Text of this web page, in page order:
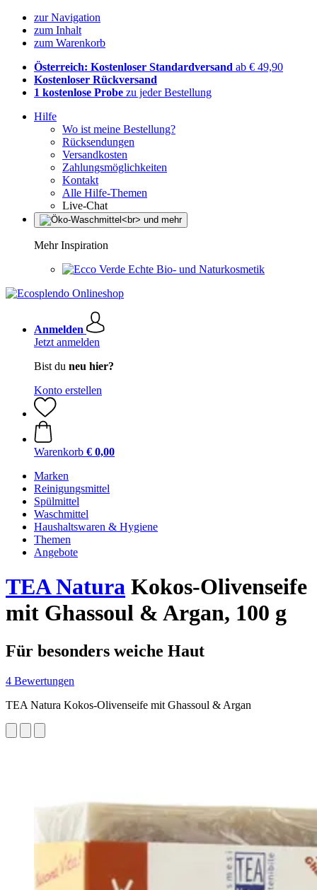
zur Navigation
zum Inhalt
zum Warenkorb
Österreich: Kostenloser Standardversand ab € 49,90
Kostenloser Rückversand
1 kostenlose Probe zu jeder Bestellung
Hilfe
Wo ist meine Bestellung?
Rücksendungen
Versandkosten
Zahlungsmöglichkeiten
Kontakt
Alle Hilfe-Themen
Live-Chat
Mehr Inspiration
Echte Bio- und Naturkosmetik
Anmelden
Jetzt anmelden
Bist du neu hier?
Konto erstellen
Warenkorb € 0,00
Marken
Reinigungsmittel
Spülmittel
Waschmittel
Haushaltswaren & Hygiene
Themen
Angebote
TEA Natura Kokos-Olivenseife
mit Ghassoul & Argan, 100 g
Für besonders weiche Haut
4 Bewertungen
TEA Natura Kokos-Olivenseife mit Ghassoul & Argan